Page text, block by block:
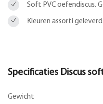
Soft PVC oefendiscus.
Kleuren assorti geleverd.
Specificaties Discus
Gewicht